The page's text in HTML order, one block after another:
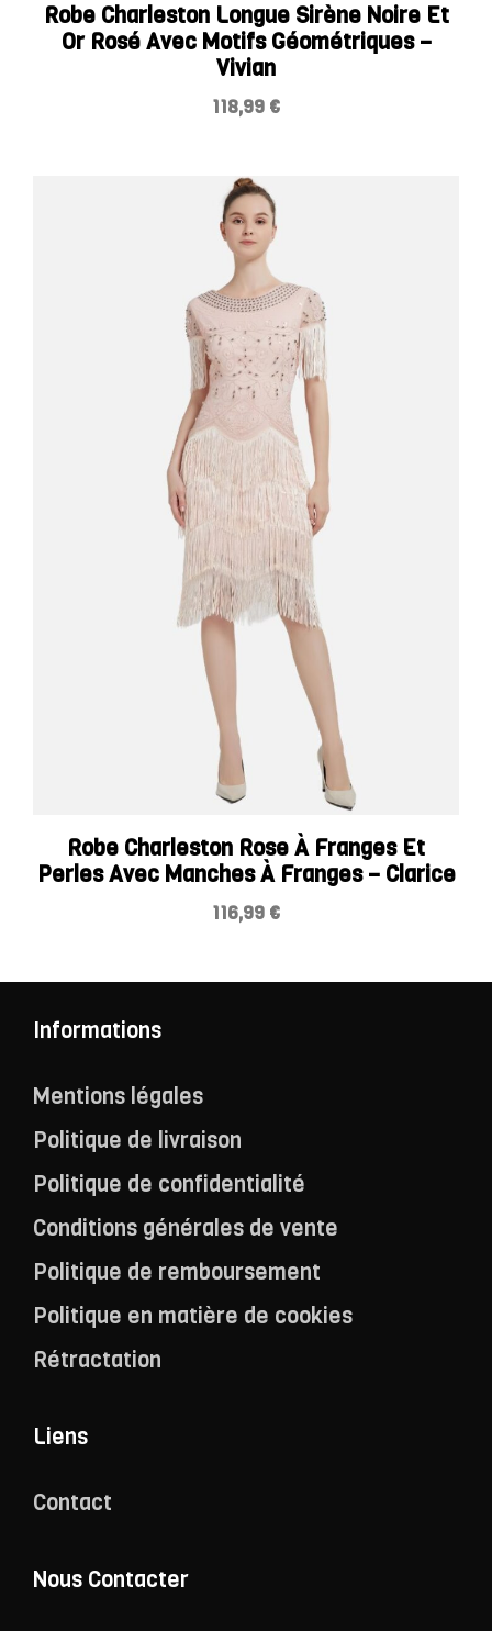
Robe Charleston Longue Sirène Noire Et
Or Rosé Avec Motifs Géométriques –
Vivian
118,99 €
Robe Charleston Rose À Franges Et
Perles Avec Manches À Franges – Clarice
116,99 €
Informations
Mentions légales
Politique de livraison
Politique de confidentialité
Conditions générales de vente
Politique de remboursement
Politique en matière de cookies
Rétractation
Liens
Contact
Nous Contacter